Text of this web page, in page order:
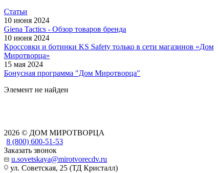
Статьи
10 июня 2024
Giena Tactics - Обзор товаров бренда
10 июня 2024
Кроссовки и ботинки KS Safety только в сети магазинов «Дом
Миротворца»
15 мая 2024
Бонусная программа "Дом Миротворца"
Элемент не найден
2026 © ДОМ МИРОТВОРЦА
8 (800) 600-51-53
Заказать звонок
u.sovetskaya@mirotvorecdv.ru
ул. Советская, 25 (ТД Кристалл)